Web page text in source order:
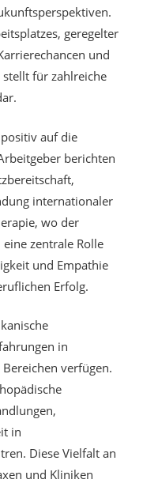
geregelter
und
für zahlreiche
auf die
berichten
internationaler
wo der
zentrale Rolle
und Empathie
Erfolg.
in
verfügen.
in
Diese Vielfalt an
und Kliniken